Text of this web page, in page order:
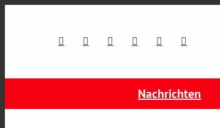
Nachrichten